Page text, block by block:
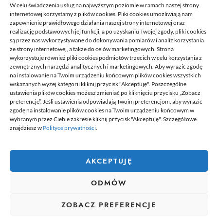
W celu świadczenia usług na najwyższym poziomie w ramach naszej strony
internetowej korzystamy z plików cookies. Pliki cookies umożliwiają nam
zapewnienie prawidłowego działania naszej strony internetowej oraz
realizację podstawowych jej funkcji, a po uzyskaniu Twojej zgody, pliki cookies
są przez nas wykorzystywane do dokonywania pomiarów i analiz korzystania
ze strony internetowej, a także do celów marketingowych. Strona
wykorzystuje również pliki cookies podmiotów trzecich w celu korzystania z
zewnętrznych narzędzi analitycznych i marketingowych. Aby wyrazić zgodę
na instalowanie na Twoim urządzeniu końcowym plików cookies wszystkich
wskazanych wyżej kategorii kliknij przycisk "Akceptuję". Poszczególne
ustawienia plików cookies możesz zmieniać po kliknięciu przycisku „Zobacz
preferencje”. Jeśli ustawienia odpowiadają Twoim preferencjom, aby wyrazić
zgodę na instalowanie plików cookies na Twoim urządzeniu końcowym w
wybranym przez Ciebie zakresie kliknij przycisk "Akceptuję". Szczegółowe
znajdziesz w Polityce prywatności.
AKCEPTUJĘ
ODMÓW
ZOBACZ PREFERENCJE
21/06/2026
DELPHINIUS
Delphinus to miejsce, gdzie znajdziesz newsy, które przydadzą się
tobie w codziennym życiu. Na stronie umieszczamy także ciekawe
chcesz się podzielić swoją wiedzą z innymi. Dołącz do nas.
Dołącz do naszej redakcji i zacznij tworzyć i dzielić się swoją
wiedzą z innymi.